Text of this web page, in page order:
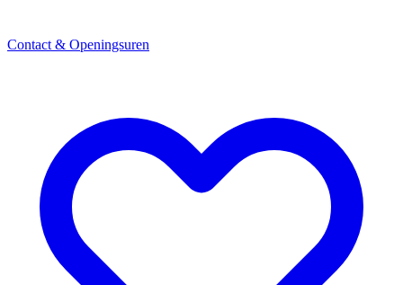
Contact & Openingsuren